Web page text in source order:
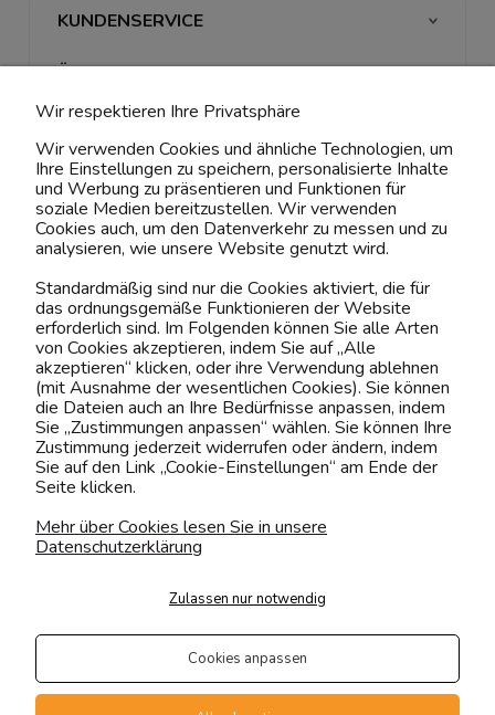
Kontaktiere uns!
0151 12200811
shop@yourhouse24.eu
Mo. - Fr. 07:00-15:00
KUNDENSERVICE
ÜBER UNS & RECHTLICHES
MEIN ACCOUNT
BELIEBTE KATEGORIEN
Transportarten
Der Versand erfolgt per
private Spedition
Geprüfte Präsenz
Wir respektieren Ihre Privatsphäre
Wir verwenden Cookies und ähnliche Technologien, um
Ihre Einstellungen zu speichern, personalisierte Inhalte
und Werbung zu präsentieren und Funktionen für
soziale Medien bereitzustellen. Wir verwenden
Cookies auch, um den Datenverkehr zu messen und zu
analysieren, wie unsere Website genutzt wird.
Standardmäßig sind nur die Cookies aktiviert, die für
das ordnungsgemäße Funktionieren der Website
erforderlich sind. Im Folgenden können Sie alle Arten
von Cookies akzeptieren, indem Sie auf „Alle
akzeptieren“ klicken, oder ihre Verwendung ablehnen
(mit Ausnahme der wesentlichen Cookies). Sie können
die Dateien auch an Ihre Bedürfnisse anpassen, indem
Sie „Zustimmungen anpassen“ wählen. Sie können Ihre
Zustimmung jederzeit widerrufen oder ändern, indem
Sie auf den Link „Cookie-Einstellungen“ am Ende der
Seite klicken.
Mehr über Cookies lesen Sie in unsere
Datenschutzerklärung
Zulassen nur notwendig
Cookies anpassen